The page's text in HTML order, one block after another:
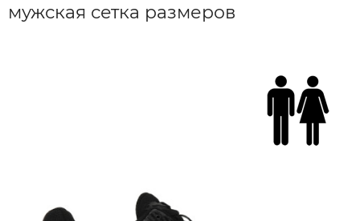
мужская сетка размеров